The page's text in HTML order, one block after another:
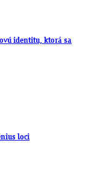
identitu, ktorá sa
loci